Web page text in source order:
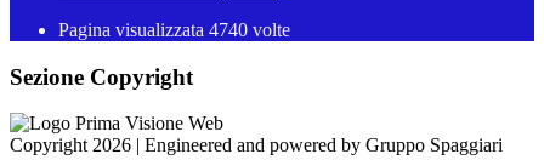
Pagina visualizzata 4740 volte
Sezione Copyright
Copyright 2026 | Engineered and powered by Gruppo Spaggiari